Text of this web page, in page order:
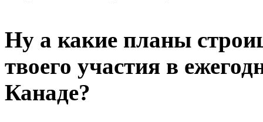
Ну а какие планы
твоего участия в
Канаде?